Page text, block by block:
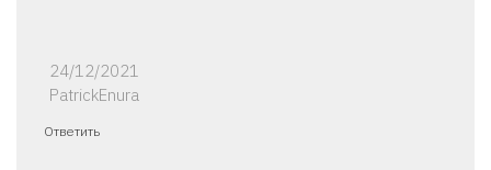
24/12/2021
PatrickEnura
Ответить